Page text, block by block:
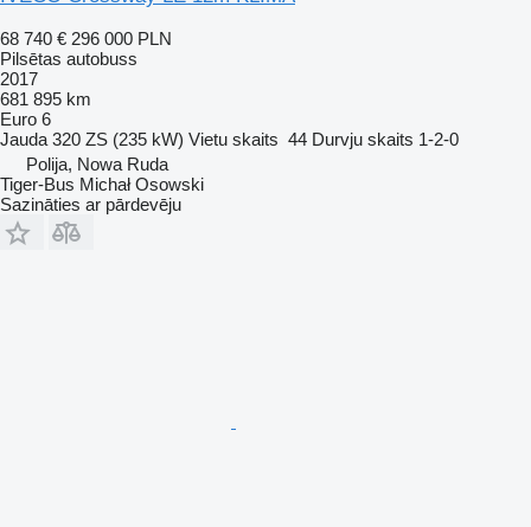
68 740 € 296 000 PLN
Pilsētas autobuss
2017
681 895 km
Euro 6
Jauda 320 ZS (235 kW) Vietu skaits 44 Durvju skaits 1-2-0
Polija, Nowa Ruda
Tiger-Bus Michał Osowski
Sazināties ar pārdevēju